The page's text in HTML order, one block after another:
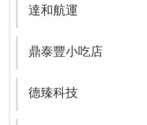
達和航運
鼎泰豐小吃店
德臻科技